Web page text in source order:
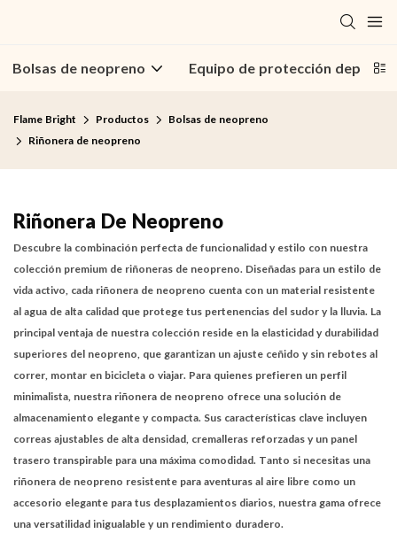
Bolsas de neopreno Equipo de protección
Flame Bright Productos
Bolsas de neopreno
Riñonera de neopreno
Riñonera De Neopreno
Descubre la combinación perfecta de funcionalidad y estilo con nuestra
colección premium de riñoneras de neopreno. Diseñadas para un estilo de
vida activo, cada riñonera de neopreno cuenta con un material resistente
al agua de alta calidad que protege tus pertenencias del sudor y la lluvia. La
principal ventaja de nuestra colección reside en la elasticidad y durabilidad
superiores del neopreno, que garantizan un ajuste ceñido y sin rebotes al
correr, montar en bicicleta o viajar. Para quienes prefieren un perfil
minimalista, nuestra riñonera de neopreno ofrece una solución de
almacenamiento elegante y compacta. Sus características clave incluyen
correas ajustables de alta densidad, cremalleras reforzadas y un panel
trasero transpirable para una máxima comodidad. Tanto si necesitas una
riñonera de neopreno resistente para aventuras al aire libre como un
accesorio elegante para tus desplazamientos diarios, nuestra gama ofrece
una versatilidad inigualable y un rendimiento duradero.